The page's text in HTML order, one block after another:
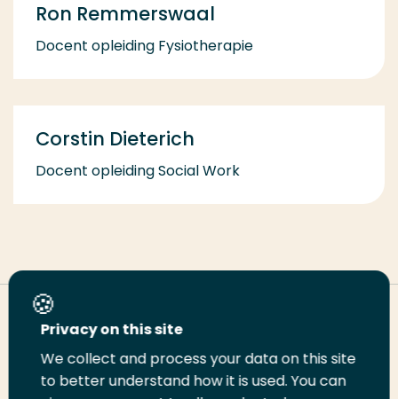
Ron Remmerswaal
Docent opleiding Fysiotherapie
Corstin Dieterich
Docent opleiding Social Work
Deel deze pagina
DeelDeelDeelEmailPrint
Privacy on this site
We collect and process your data on this site
to better understand how it is used. You can